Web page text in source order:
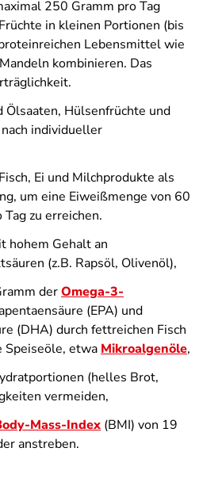
250 Gramm pro Tag
in kleinen Portionen (bis
Lebensmittel wie
kombinieren. Das
Ölsaaten, Hülsenfrüchte und
individueller
Ei und Milchprodukte als
um eine Eiweißmenge von 60
zu erreichen.
hohem Gehalt an
(z.B. Rapsöl, Olivenöl),
derOmega-3-
(EPA) und
(DHA) durch fettreichen Fisch
Speiseöle, etwa Mikroalgenöle,
(helles Brot,
vermeiden,
Mass-Index (BMI) von 19
anstreben.